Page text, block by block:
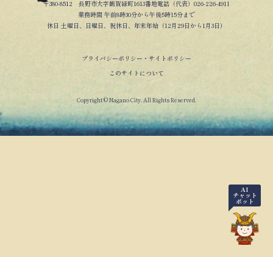
〒380-8512 長野市大字鶴賀緑町1613番地電話（代表）026-226-4911
業務時間 午前8時30分から午後5時15分まで
休日 土曜日、日曜日、祝休日、年末年始（12月29日から1月3日）
プライバシーポリシー・サイトポリシー
このサイトについて
Copyright © Nagano City. All Rights Reserved.
AI
チャット
ボット